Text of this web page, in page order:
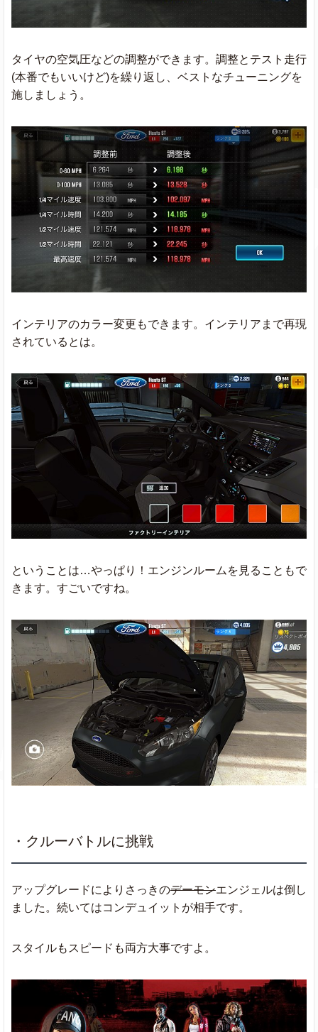
タイヤの空気圧などの調整ができます。調整とテスト走行
(本番でもいいけど)を繰り返し、ベストなチューニングを
施しましょう。
インテリアのカラー変更もできます。インテリアまで再現
されているとは。
ということは…やっぱり！エンジンルームを見ることもで
きます。すごいですね。
・クルーバトルに挑戦
アップグレードによりさっきのデーモンエンジェルは倒し
ました。続いてはコンデュイットが相手です。
スタイルもスピードも両方大事ですよ。